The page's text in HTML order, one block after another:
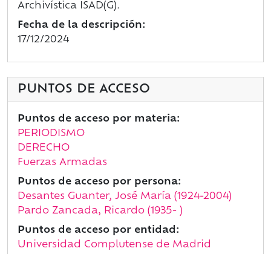
Archivística ISAD(G).
Fecha de la descripción:
17/12/2024
PUNTOS DE ACCESO
Puntos de acceso por materia:
PERIODISMO
DERECHO
Fuerzas Armadas
Puntos de acceso por persona:
Desantes Guanter, José María (1924-2004)
Pardo Zancada, Ricardo (1935- )
Puntos de acceso por entidad:
Universidad Complutense de Madrid